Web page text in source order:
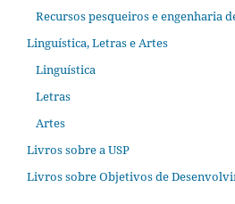
Recursos pesqueiros e engenharia
Linguística, Letras e Artes
Linguística
Letras
Artes
Livros sobre a USP
Livros sobre Objetivos de